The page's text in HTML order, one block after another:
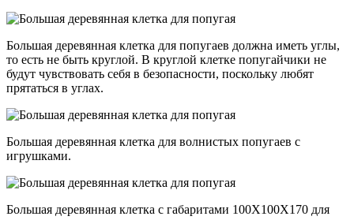
Большая деревянная клетка для попугаев должна иметь углы,
то есть не быть круглой. В круглой клетке попугайчики не
будут чувствовать себя в безопасности, поскольку любят
прятаться в углах.
Большая деревянная клетка для волнистых попугаев с
игрушками.
Большая деревянная клетка с габаритами 100Х100Х170 для